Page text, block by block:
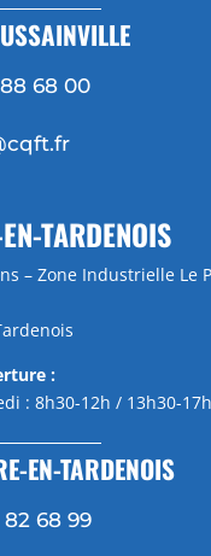
68 00
TARDENOIS
– Zone Industrielle Le
:
: 8h30-12h / 13h30-
EN-TARDENOIS
68 99